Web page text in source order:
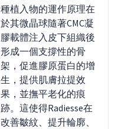
種植入物的運作原理在
於其微晶球隨著CMC凝
膠載體注入皮下組織後
形成一個支撐性的骨
架，促進膠原蛋白的增
生，提供肌膚拉提效
果，並撫平老化的痕
跡。這使得Radiesse在
改善皺紋、提升輪廓、